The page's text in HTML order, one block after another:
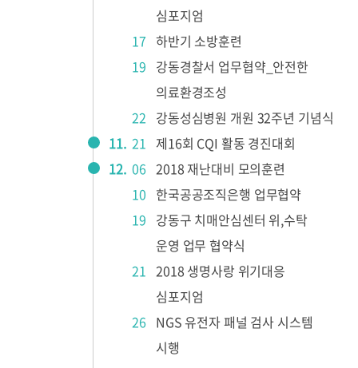
심포지엄
17 하반기 소방훈련
19 강동경찰서 업무협약_안전한
의료환경조성
22 강동성심병원 개원 32주년 기념식
11. 21
제16회 CQI 활동 경진대회
12. 06 2018 재난대비 모의훈련
10 한국공공조직은행 업무협약
19 강동구 치매안심센터 위,수탁
운영 업무 협약식
21
2018 생명사랑 위기대응
심포지엄
26 NGS 유전자 패널 검사 시스템
시행